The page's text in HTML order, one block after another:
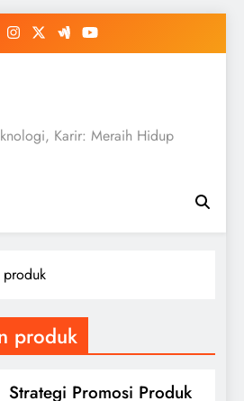
Karir: Meraih Hidup
produk
produk
Strategi Promosi Produk